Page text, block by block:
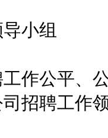
小组
公平、公
招聘工作